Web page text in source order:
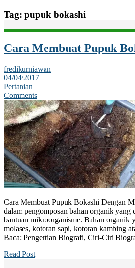
Tag: pupuk bokashi
Cara Membuat Pupuk
fredikurniawan
04/04/2017
Pertanian
Comments
Cara Membuat Pupuk Bokashi Dengan
dalam pengomposan bahan organik
bantuan mikroorganisme. Bahan organik
molases, kotoran sapi, kotoran kambing
Baca: Pengertian Biografi, Ciri-Ciri
Read Post